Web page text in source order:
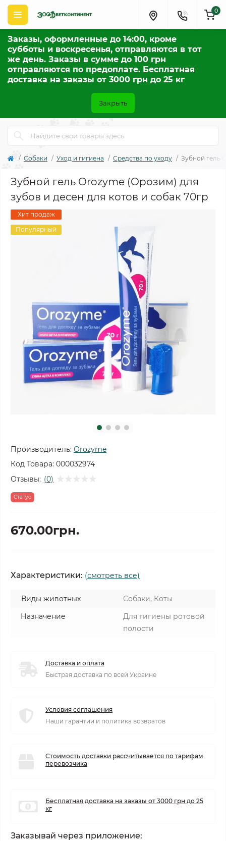
Заказы, оформленные до 14:00, кроме
субботы и воскресенья, отправляются в тот
же день. Заказы в сумме до 100 грн
отправляются по предоплате. Бесплатная
доставка на заказы от 3000 грн до 25 кг
Закрыть
0
Собаки Уход и гигиена Средства по уходу Зубной гель
Зубной гель Orozyme (Орозим) для
зубов и десен для котов и собак 70гр
Хит продаж
Популярный
Производитель: Orozyme
Код Товара: 000032974
Отзывы: (0)
Статус
670.00грн.
Характеристики: (смотреть все)
Виды животных
Собаки, Коты
Назначение
Для гигиены ротовой
полости
Доставка и оплата
Быстрая доставка по всей Украине
Условия соглашения
Наши гарантии и политика возвратов
Стоимость доставки рассчитывается по тарифам
перевозчика
Бесплатная доставка на заказы от 3000 грн до 25
кг
Заказывай через приложение: